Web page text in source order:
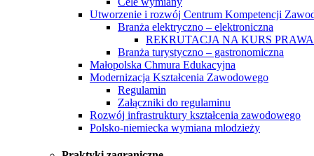
Utworzenie i rozwój Centrum Kompetencji
Branża elektryczno – elektroniczna
REKRUTACJA NA KURS
Branża turystyczno – gastronomiczna
Małopolska Chmura Edukacyjna
Modernizacja Kształcenia Zawodowego
Regulamin
Załączniki do regulaminu
Rozwój infrastruktury kształcenia zawodowego
Polsko-niemiecka wymiana mlodzieży